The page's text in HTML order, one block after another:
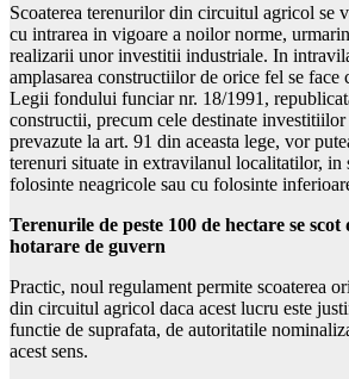
Scoaterea terenurilor din circuitul agricol se
cu intrarea in vigoare a noilor norme,
realizarii unor investitii industriale. In
amplasarea constructiilor de orice fel se
Legii fondului funciar nr. 18/1991,
constructii, precum cele destinate
prevazute la art. 91 din aceasta lege, vor
terenuri situate in extravilanul localitatilor, in
folosinte neagricole sau cu folosinte
Terenurile de peste 100 de hectare se
hotarare de guvern
Practic, noul regulament permite scoaterea
din circuitul agricol daca acest lucru este
functie de suprafata, de autoritatile
acest sens.